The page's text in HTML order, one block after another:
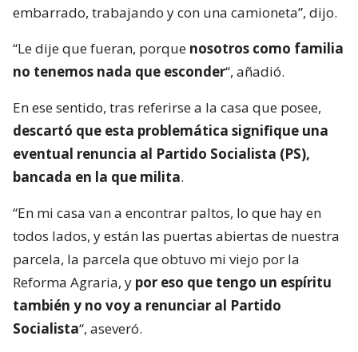
embarrado, trabajando y con una camioneta”, dijo.
“Le dije que fueran, porque nosotros como familia
no tenemos nada que esconder“, añadió.
En ese sentido, tras referirse a la casa que posee,
descartó que esta problemática signifique una
eventual renuncia al Partido Socialista (PS),
bancada en la que milita.
“En mi casa van a encontrar paltos, lo que hay en
todos lados, y están las puertas abiertas de nuestra
parcela, la parcela que obtuvo mi viejo por la
Reforma Agraria, y por eso que tengo un espíritu
también y no voy a renunciar al Partido
Socialista“, aseveró.